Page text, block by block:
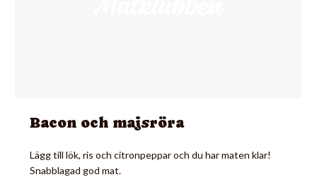
Bacon och majsröra
Lägg till lök, ris och citronpeppar och du har maten klar!
Snabblagad god mat.